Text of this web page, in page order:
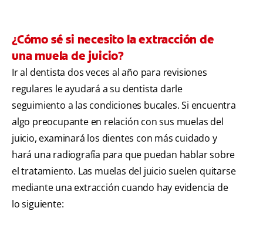
¿Cómo sé si necesito la extracción de
una muela de juicio?
Ir al dentista dos veces al año para revisiones
regulares le ayudará a su dentista darle
seguimiento a las condiciones bucales. Si encuentra
algo preocupante en relación con sus muelas del
juicio, examinará los dientes con más cuidado y
hará una radiografía para que puedan hablar sobre
el tratamiento. Las muelas del juicio suelen quitarse
mediante una extracción cuando hay evidencia de
lo siguiente: